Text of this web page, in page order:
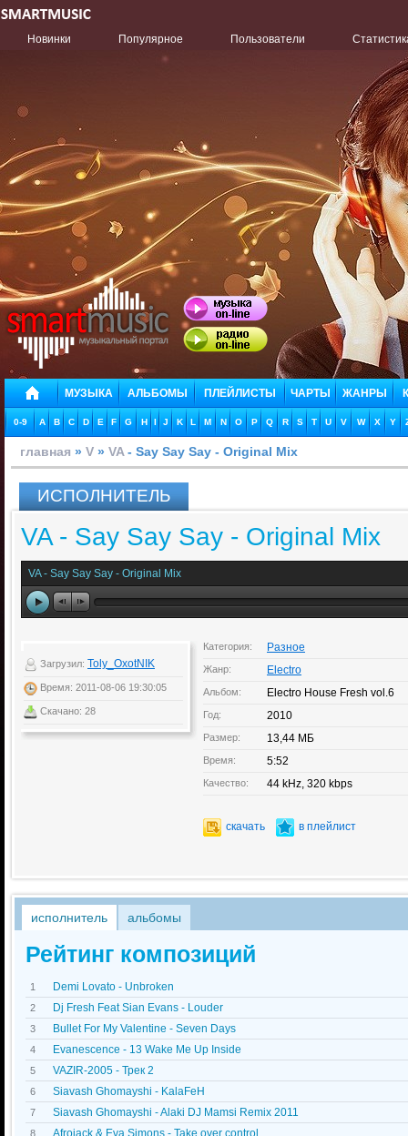
Новинки Популярное Пользователи
МУЗЫКА АЛЬБОМЫ ПЛЕЙЛИСТЫ ЧАРТЫ ЖАНРЫ
0-9 A B C D E F G H I J K L M N O P Q R S T U V W X Y
главная » V » VA - Say Say Say - Original Mix
ИСПОЛНИТЕЛЬ
VA - Say Say Say - Original Mix
VA - Say Say Say - Original Mix
Загрузил: Toly_OxotNIK
Время: 2011-08-06 19:30:05
Скачано: 28
Категория: Разное
Жанр: Electro
Альбом: Electro House Fresh vol.6
Год: 2010
Размер: 13,44 МБ
Время: 5:52
Качество: 44 kHz, 320 kbps
скачать в плейлист
исполнитель альбомы
Рейтинг композиций
1 Demi Lovato - Unbroken
2 Dj Fresh Feat Sian Evans - Louder
3 Bullet For My Valentine - Seven Days
4 Evanescence - 13 Wake Me Up Inside
5 VAZIR-2005 - Трек 2
6 Siavash Ghomayshi - KalaFeH
7 Siavash Ghomayshi - Alaki DJ Mamsi Remix 2011
8 Afrojack & Eva Simons - Take over control